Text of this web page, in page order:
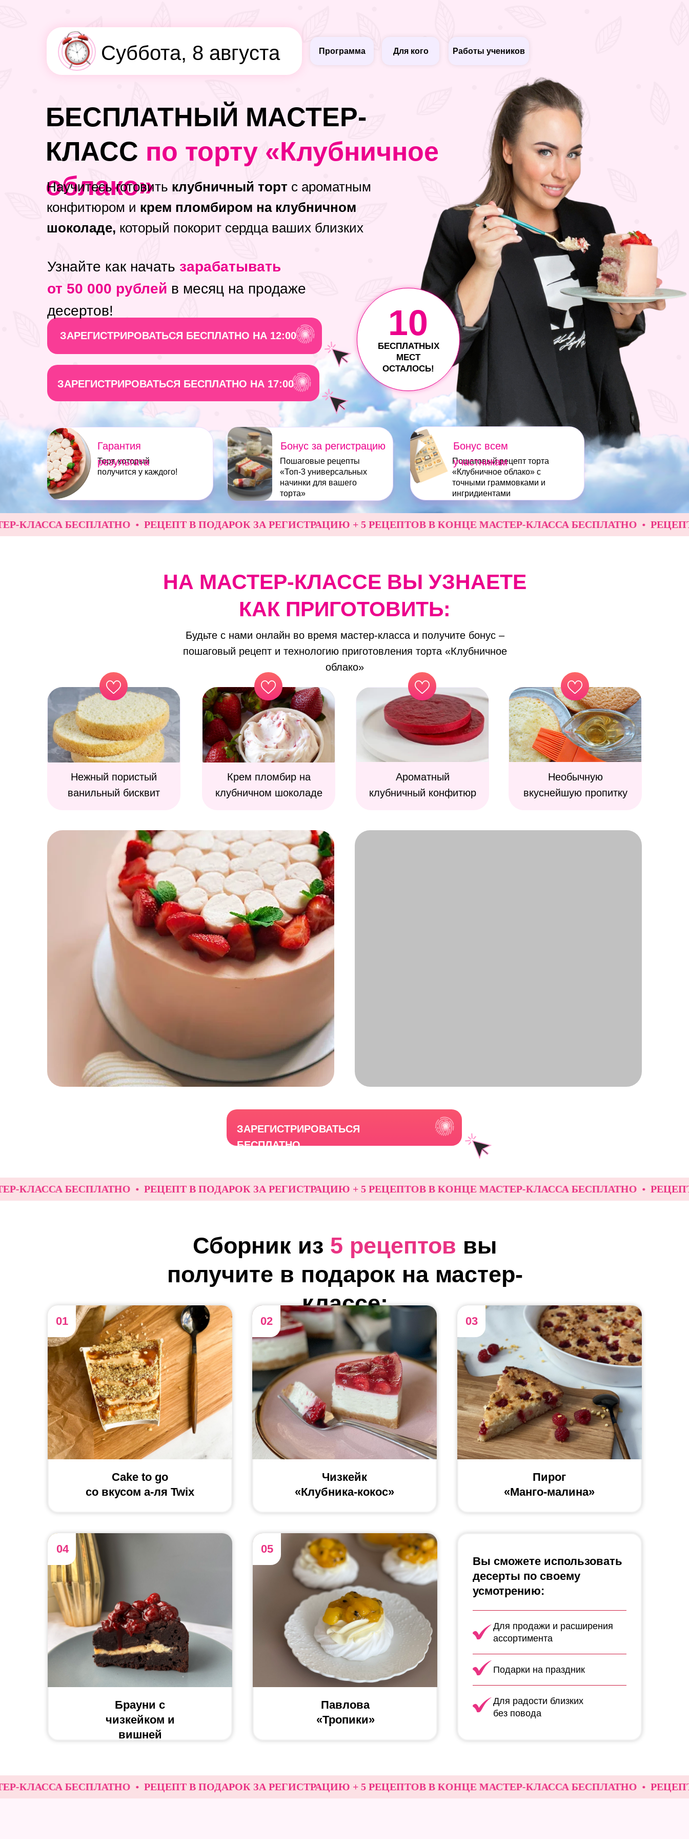
БЕСПЛАТНЫЙ МАСТЕР-
КЛАСС по торту «Клубничное
облако»
Научитесь готовить клубничный торт с ароматным
конфитюром и крем пломбиром на клубничном
шоколаде, который покорит сердца ваших близких
Программа
Торт, который
получится у каждого!
Пошаговые рецепты
«Топ-3 универсальных
начинки для вашего
торта»
Пошаговый рецепт торта
«Клубничное облако» с
точными граммовками и
ингридиентами
Суббота, 8 августа Для кого Работы учеников
Гарантия
результата
Бонус за регистрацию
Бонус всем
участникам
Узнайте как начать зарабатывать
от 50 000 рублей в месяц на продаже
десертов!
ЗАРЕГИСТРИРОВАТЬСЯ БЕСПЛАТНО НА 12:00
ЗАРЕГИСТРИРОВАТЬСЯ БЕСПЛАТНО НА 17:00
БЕСПЛАТНЫХ
МЕСТ
ОСТАЛОСЬ!
10
БЕСПЛАТНО РЕЦЕПТ В ПОДАРОК ЗА РЕГИСТРАЦИЮ + 5 РЕЦЕПТОВ В КОНЦЕ МАСТЕР-КЛАССА БЕСПЛАТНО РЕЦЕПТ В
НА МАСТЕР-КЛАССЕ ВЫ УЗНАЕТЕ
КАК ПРИГОТОВИТЬ:
Нежный пористый
ванильный бисквит
Ароматный
клубничный конфитюр
Необычную
вкуснейшую пропитку
Будьте с нами онлайн во время мастер-класса и получите бонус –
пошаговый рецепт и технологию приготовления торта «Клубничное
облако»
Крем пломбир на
клубничном шоколаде
ЗАРЕГИСТРИРОВАТЬСЯ
БЕСПЛАТНО
БЕСПЛАТНО РЕЦЕПТ В ПОДАРОК ЗА РЕГИСТРАЦИЮ + 5 РЕЦЕПТОВ В КОНЦЕ МАСТЕР-КЛАССА БЕСПЛАТНО РЕЦЕПТ В
Сборник из 5 рецептов вы
получите в подарок на мастер-
классе:
Cake to go
cо вкусом а-ля Twix
01 02
Брауни с
чизкейком и
вишней
Павлова
«Тропики»
Вы сможете использовать
десерты по своему
усмотрению:
Для продажи и расширения
ассортимента
Подарки на праздник
Для радости близких
без повода
Чизкейк
«Клубника-кокос»
Пирог
«Манго-малина»
04 05
03
БЕСПЛАТНО РЕЦЕПТ В ПОДАРОК ЗА РЕГИСТРАЦИЮ + 5 РЕЦЕПТОВ В КОНЦЕ МАСТЕР-КЛАССА БЕСПЛАТНО РЕЦЕПТ В